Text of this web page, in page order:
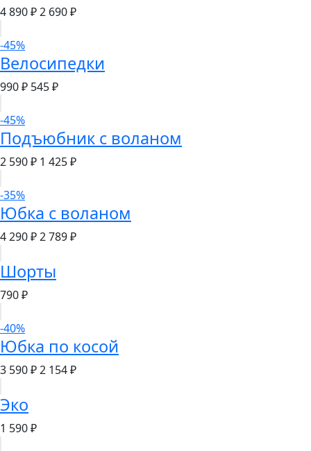
4 890 ₽2 690 ₽
-45%
Велосипедки
990 ₽ 545 ₽
-45%
Подъюбник с воланом
2 590 ₽ 1 425 ₽
-35%
Юбка с воланом
4 290 ₽2 789 ₽
Шорты
790 ₽
-40%
Юбка по косой
3 590 ₽2 154 ₽
Эко
1 590 ₽